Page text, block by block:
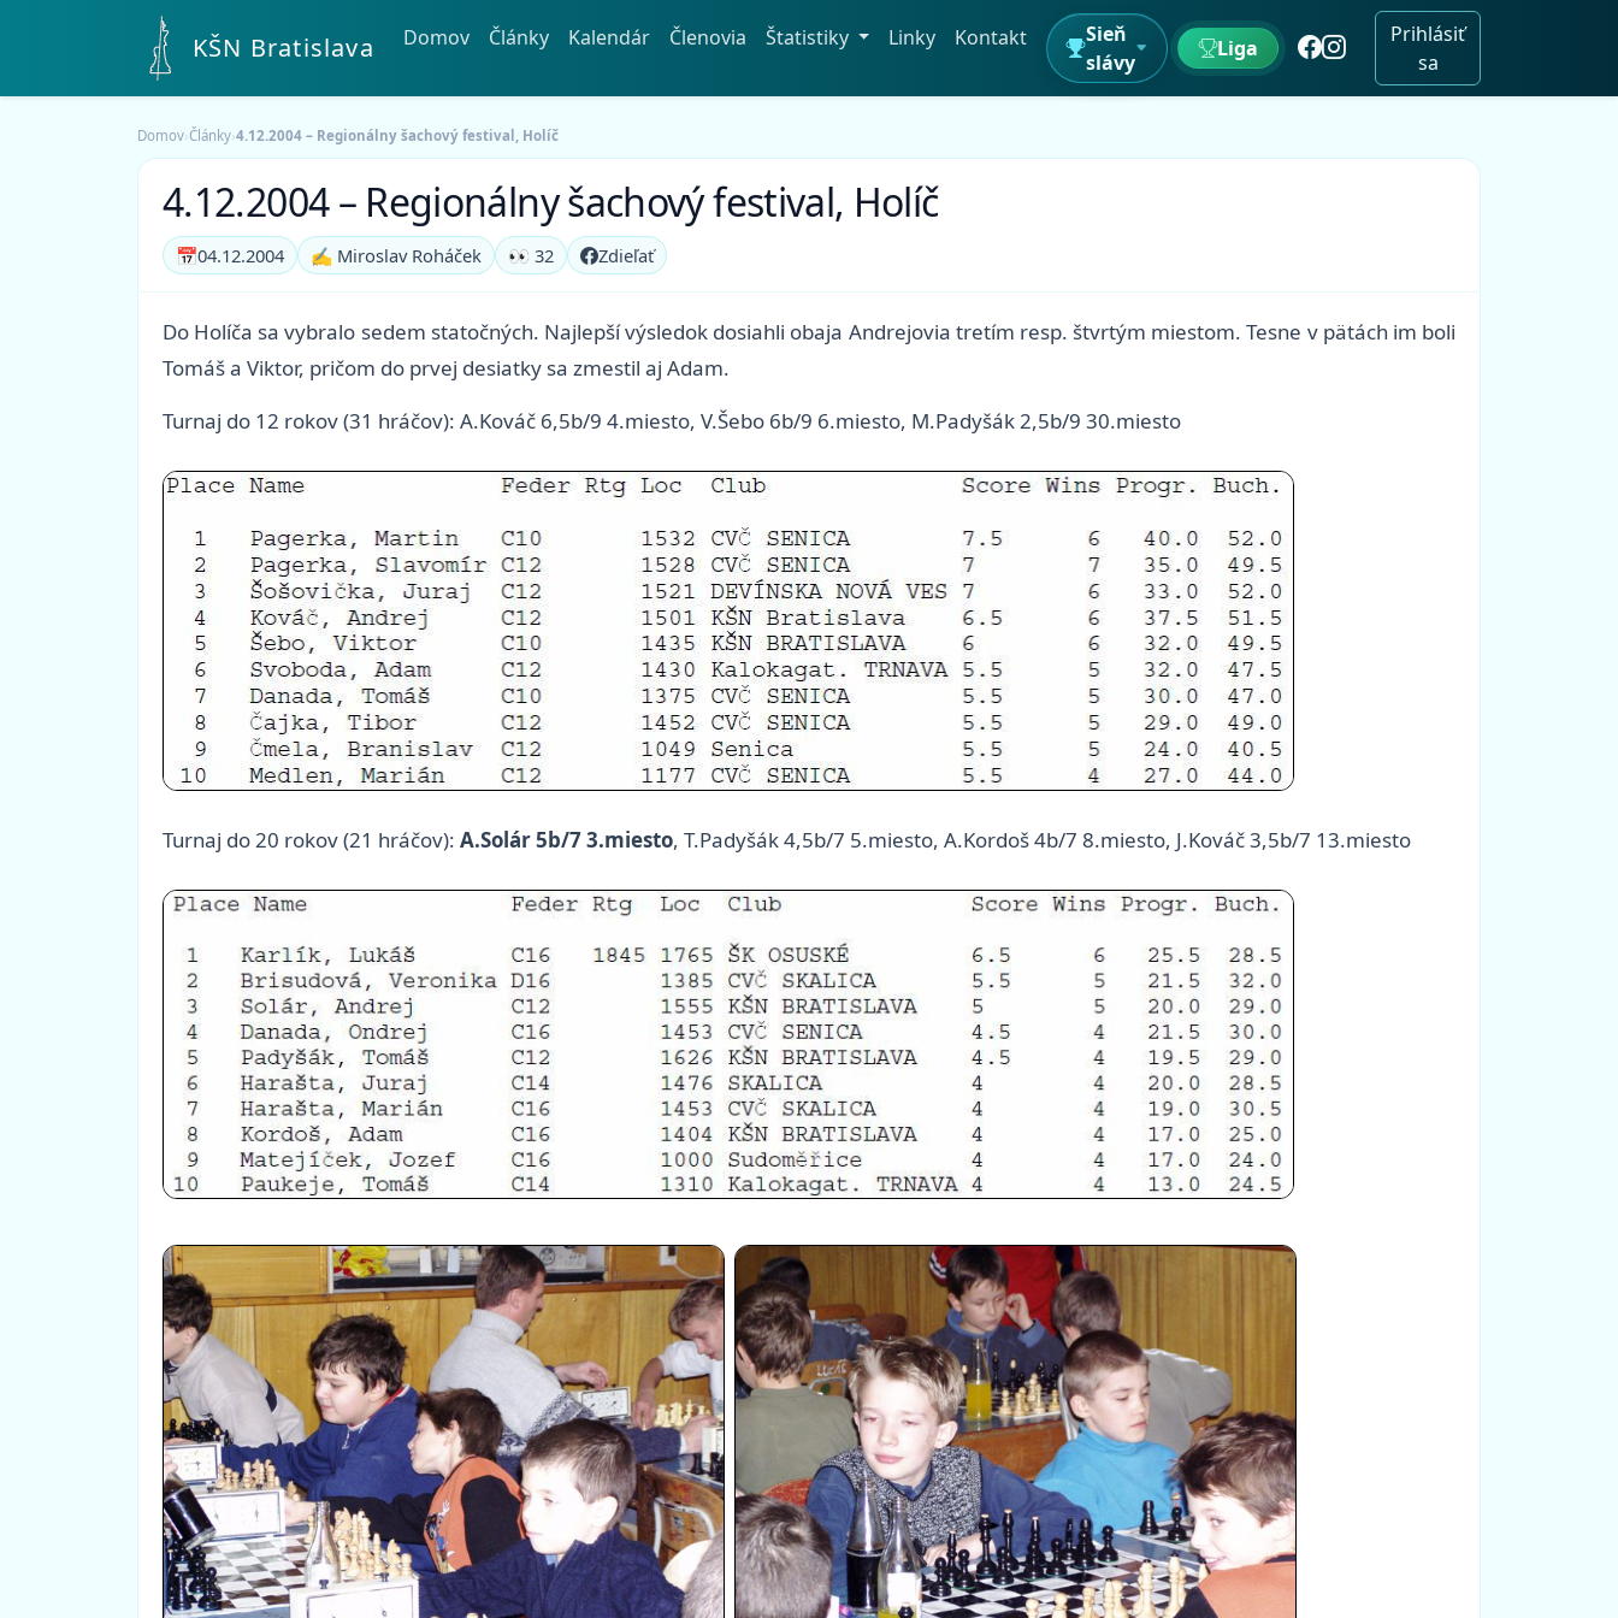
KŠN Bratislava Domov Články Kalendár Členovia Štatistiky Linky Kontakt
Sieň
slávy
Liga
Prihlásiť
sa
Domov›Články›4.12.2004 – Regionálny šachový festival, Holíč
4.12.2004 – Regionálny šachový festival, Holíč
📅04.12.2004 ✍️ Miroslav Roháček 👀 32 Zdieľať
Do Holíča sa vybralo sedem statočných. Najlepší výsledok dosiahli obaja Andrejovia tretím resp. štvrtým miestom. Tesne v pätách im boli
Tomáš a Viktor, pričom do prvej desiatky sa zmestil aj Adam.
Turnaj do 12 rokov (31 hráčov): A.Kováč 6,5b/9 4.miesto, V.Šebo 6b/9 6.miesto, M.Padyšák 2,5b/9 30.miesto
Turnaj do 20 rokov (21 hráčov): A.Solár 5b/7 3.miesto, T.Padyšák 4,5b/7 5.miesto, A.Kordoš 4b/7 8.miesto, J.Kováč 3,5b/7 13.miesto